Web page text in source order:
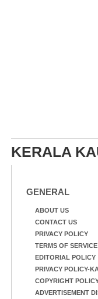
KERALA
GENERAL
ABOUT US
CONTACT US
PRIVACY POLICY
TERMS OF SERVICE
EDITORIAL POLICY
PRIVACY POLICY-
COPYRIGHT
ADVERTISEMENT